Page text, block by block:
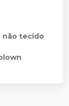
não tecido
.